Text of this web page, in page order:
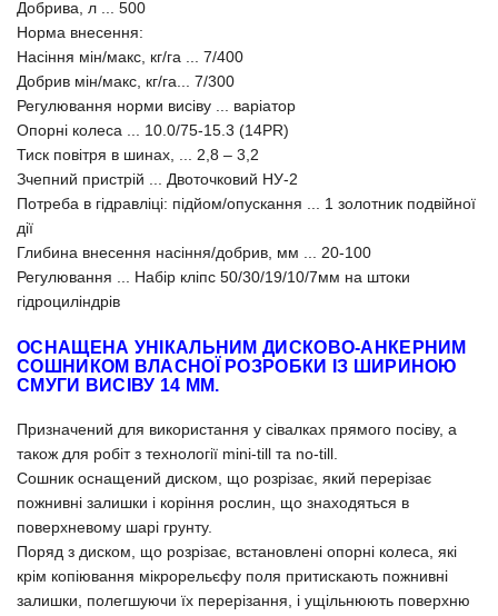
Добрива, л ... 500
Норма внесення:
Насіння мін/макс, кг/га ... 7/400
Добрив мін/макс, кг/га... 7/300
Регулювання норми висіву ... варіатор
Опорні колеса ... 10.0/75-15.3 (14PR)
Тиск повітря в шинах, ... 2,8 – 3,2
Зчепний пристрій ... Двоточковий НУ-2
Потреба в гідравліці: підйом/опускання ... 1 золотник подвійної
дії
Глибина внесення насіння/добрив, мм ... 20-100
Регулювання ... Набір кліпс 50/30/19/10/7мм на штоки
гідроциліндрів
ОСНАЩЕНА УНІКАЛЬНИМ ДИСКОВО-АНКЕРНИМ
СОШНИКОМ ВЛАСНОЇ РОЗРОБКИ ІЗ ШИРИНОЮ
СМУГИ ВИСІВУ 14 ММ.
Призначений для використання у сівалках прямого посіву, а
також для робіт з технології mini-till та no-till.
Сошник оснащений диском, що розрізає, який перерізає
пожнивні залишки і коріння рослин, що знаходяться в
поверхневому шарі грунту.
Поряд з диском, що розрізає, встановлені опорні колеса, які
крім копіювання мікрорельєфу поля притискають пожнивні
залишки, полегшуючи їх перерізання, і ущільнюють поверхню